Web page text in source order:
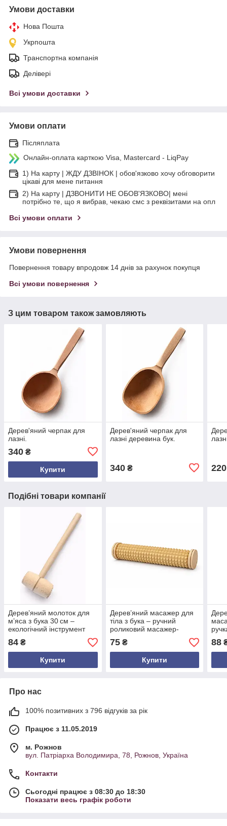
Умови доставки
Нова Пошта
Укрпошта
Транспортна компанія
Делівері
Всі умови доставки
Умови оплати
Післяплата
Онлайн-оплата карткою Visa, Mastercard - LiqPay
1) На карту | ЖДУ ДЗВІНОК | обов'язково хочу обговорити
цікаві для мене питання
2) На карту | ДЗВОНИТИ НЕ ОБОВ'ЯЗКОВО| мені
потрібно те, що я вибрав, чекаю смс з реквізитами на опл
Всі умови оплати
Умови повернення
Повернення товару впродовж 14 днів за рахунок покупця
Всі умови повернення
З цим товаром також замовляють
Дерев'яний черпак для
лазні.
340 ₴
Купити
Дерев'яний черпак для
лазні деревина бук.
340₴ 220
Подібні товари компанії
Дерев’яний молоток для
м’яса з бука 30 см –
екологічний інструмент
для ніжного стейка та
відбивних
84 ₴
Купити
Дерев’яний масажер для
тіла з бука – ручний
роликовий масажер-
качалка без ручок
75₴
Купити
88
Про нас
100% позитивних з 796 відгуків за рік
Працює з 11.05.2019
м. Рожнов
вул. Патріарха Володимира, 78, Рожнов, Україна
Контакти
Сьогодні працює з 08:30 до 18:30
Показати весь графік роботи